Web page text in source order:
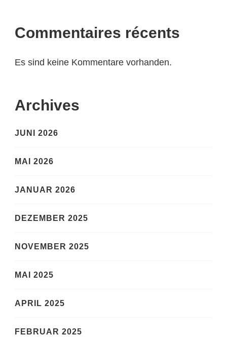
Commentaires récents
Es sind keine Kommentare vorhanden.
Archives
JUNI 2026
MAI 2026
JANUAR 2026
DEZEMBER 2025
NOVEMBER 2025
MAI 2025
APRIL 2025
FEBRUAR 2025